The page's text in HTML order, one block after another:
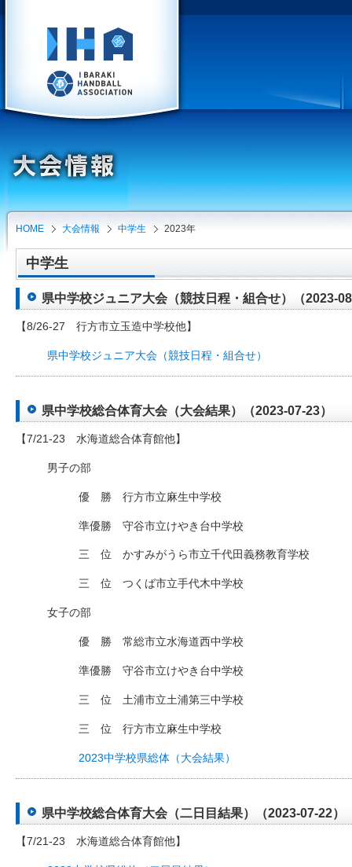
HOME 大会情報 中学生 2023年
中学生
県中学校ジュニア大会（競技日程・組合せ）（2023-
【8/26-27 行方市立玉造中学校他】
県中学校ジュニア大会（競技日程・組合せ）
県中学校総合体育大会（大会結果）（2023-07-23）
【7/21-23 水海道総合体育館他】
男子の部
優 勝 行方市立麻生中学校
準優勝 守谷市立けやき台中学校
三 位 かすみがうら市立千代田義務教育学校
三 位 つくば市立手代木中学校
女子の部
優 勝 常総市立水海道西中学校
準優勝 守谷市立けやき台中学校
三 位 土浦市立土浦第三中学校
三 位 行方市立麻生中学校
2023中学校県総体（大会結果）
県中学校総合体育大会（二日目結果）（2023-07-22）
【7/21-23 水海道総合体育館他】